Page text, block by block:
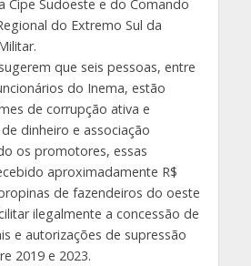
Cipe Sudoeste e do Comando
do Extremo Sul da
que seis pessoas, entre
do Inema, estão
de corrupção ativa e
dinheiro e associação
os promotores, essas
aproximadamente R$
de fazendeiros do oeste
ilegalmente a concessão de
e autorizações de supressão
2019 e 2023.